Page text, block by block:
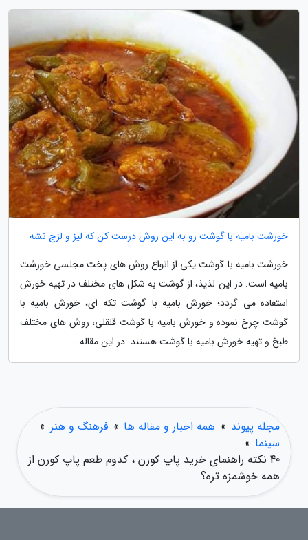
خورشت بامیه با گوشت رو به این روش درست کن که لیز و لزج نشه
خورشت بامیه با گوشت یکی از انواع روش های پخت مجلسی خورشت
بامیه است. در این لذیذ، از گوشت به شکل های مختلف در تهیه خورش
استفاده می گردد؛ خورش بامیه با گوشت تکه ای، خورش بامیه با
گوشت چرخ نموده و خورش بامیه با گوشت قلقلی، روش های مختلف
طبخ و تهیه خورش بامیه با گوشت هستند. در این مقاله...
مجله پیوند » همه اخبار و مقاله ها » فرهنگ و هنر »
سینما »
40 نکته راهنمای خرید پاپ کورن ، کدوم طعم پاپ کورن از
همه خوشمزه تره؟